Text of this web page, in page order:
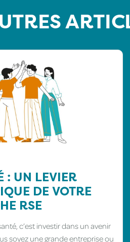
: UN LEVIER
DE VOTRE
RSE
c’est investir dans un avenir
soyez une grande entreprise ou